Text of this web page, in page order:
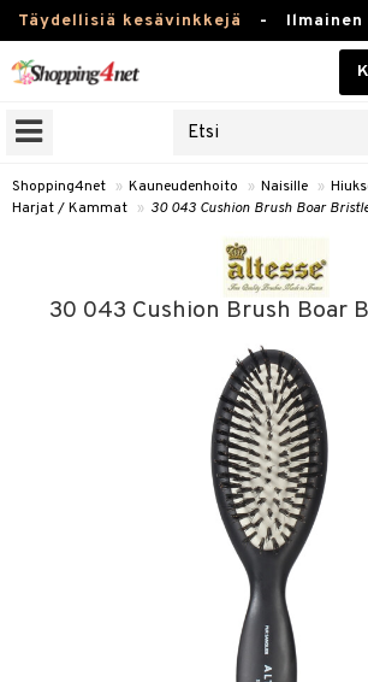
Täydellisiä kesävinkkejä -
Kauneudenhoito
Piilolinssit
Fitness
Shopping4net » Kauneudenhoito » Naisille »
Harjat / Kammat » 30 043 Cushion Brush Boar
30 043 Cushion Brush Boar